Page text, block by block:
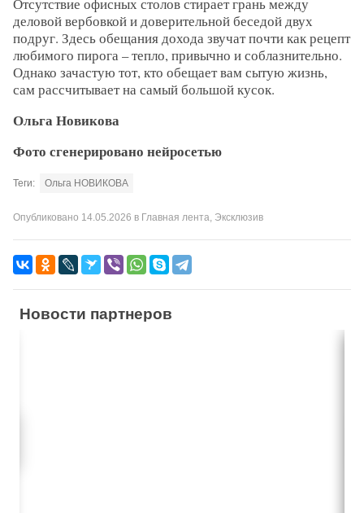
Отсутствие офисных столов стирает грань между
деловой вербовкой и доверительной беседой двух
подруг. Здесь обещания дохода звучат почти как рецепт
любимого пирога – тепло, привычно и соблазнительно.
Однако зачастую тот, кто обещает вам сытую жизнь,
сам рассчитывает на самый большой кусок.
Ольга Новикова
Фото сгенерировано нейросетью
Теги: Ольга НОВИКОВА
Опубликовано 14.05.2026 в Главная лента Эксклюзив
Новости партнеров